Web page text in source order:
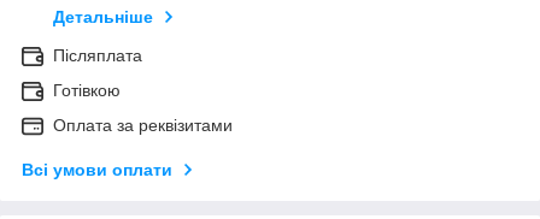
Детальніше
Післяплата
Готівкою
Оплата за реквізитами
Всі умови оплати